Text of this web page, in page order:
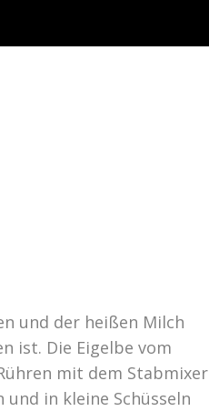
und der heißen Milch
ist. Die Eigelbe vom
mit dem Stabmixer
in kleine Schüsseln